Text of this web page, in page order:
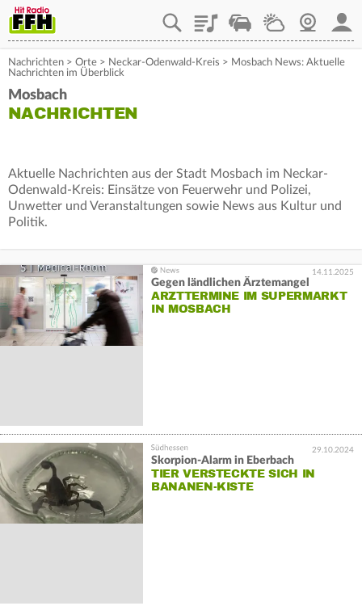
PlaylistStaupilotWetterWebcam
Nachrichten > Orte > Neckar-Odenwald-Kreis > Mosbach News: Aktuelle
Nachrichten im Überblick
Mosbach
NACHRICHTEN
Aktuelle Nachrichten aus der Stadt Mosbach im Neckar-
Odenwald-Kreis: Einsätze von Feuerwehr und Polizei,
Unwetter und Veranstaltungen sowie News aus Kultur und
Politik.
14.11.2025
Gegen ländlichen Ärztemangel
ARZTTERMINE IM SUPERMARKT
IN MOSBACH
29.10.2024
Skorpion-Alarm in Eberbach
TIER VERSTECKTE SICH IN
BANANEN-KISTE